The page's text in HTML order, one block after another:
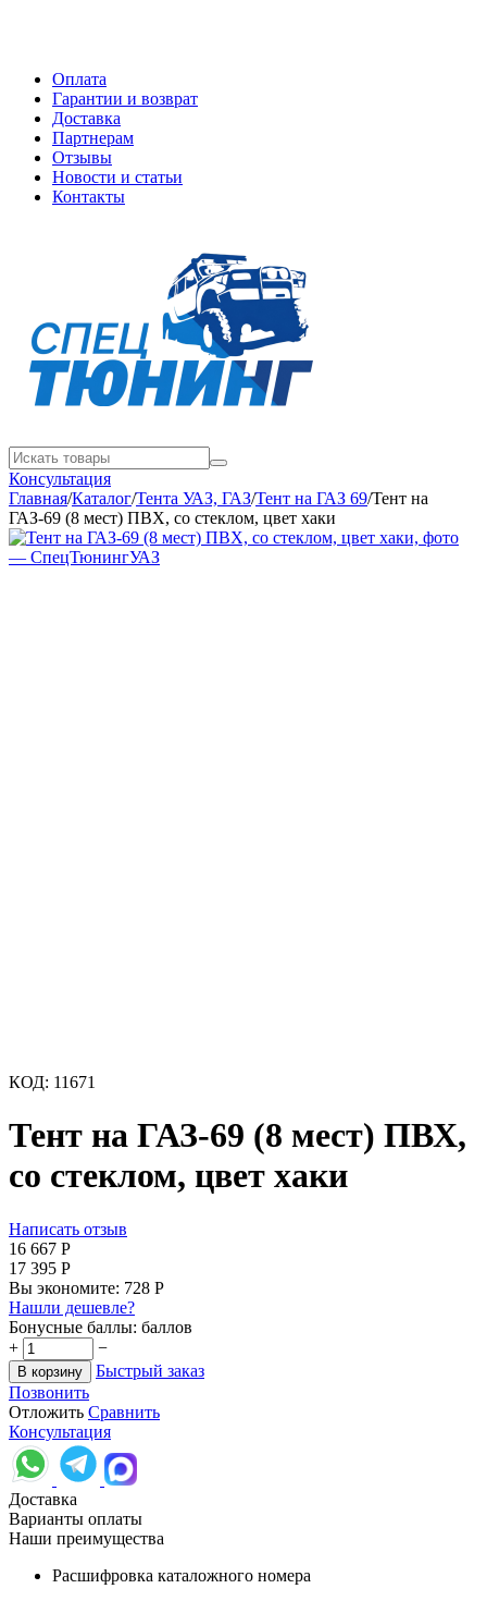
Оплата
Гарантии и возврат
Доставка
Партнерам
Отзывы
Новости и статьи
Контакты
Консультация
Главная/Каталог/Тента УАЗ, ГАЗ/Тент на ГАЗ 69/Тент на
ГАЗ-69 (8 мест) ПВХ, со стеклом, цвет хаки
КОД: 11671
Тент на ГАЗ-69 (8 мест) ПВХ,
со стеклом, цвет хаки
Написать отзыв
16 667 Р
17 395 Р
Вы экономите: 728 Р
Нашли дешевле?
Бонусные баллы: баллов
+
−
В корзину
Быстрый заказ
Позвонить
Отложить Сравнить
Консультация
Доставка
Варианты оплаты
Наши преимущества
Расшифровка каталожного номера